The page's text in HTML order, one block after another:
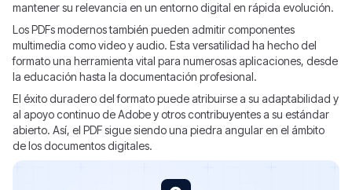
mantener su relevancia en un entorno digital en rápida evolución.
Los PDFs modernos también pueden admitir componentes
multimedia como video y audio. Esta versatilidad ha hecho del
formato una herramienta vital para numerosas aplicaciones, desde
la educación hasta la documentación profesional.
El éxito duradero del formato puede atribuirse a su adaptabilidad y
al apoyo continuo de Adobe y otros contribuyentes a su estándar
abierto. Así, el PDF sigue siendo una piedra angular en el ámbito
de los documentos digitales.